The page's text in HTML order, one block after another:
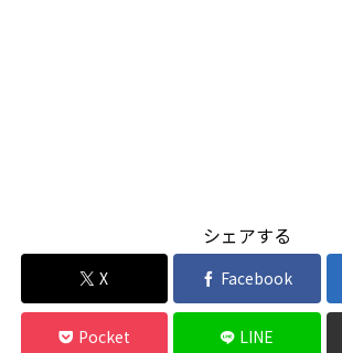
シェアする
X Facebook
Pocket LINE